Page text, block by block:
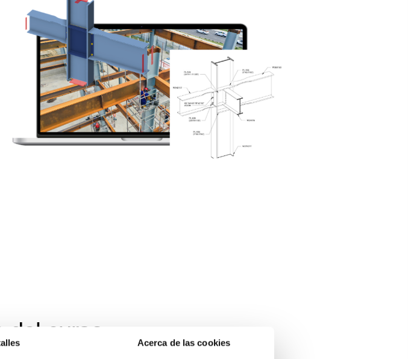
Acerca de las cookies
del curso